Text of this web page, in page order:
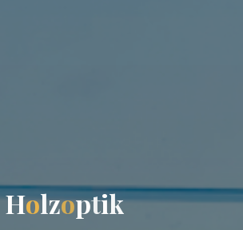
Holzoptik